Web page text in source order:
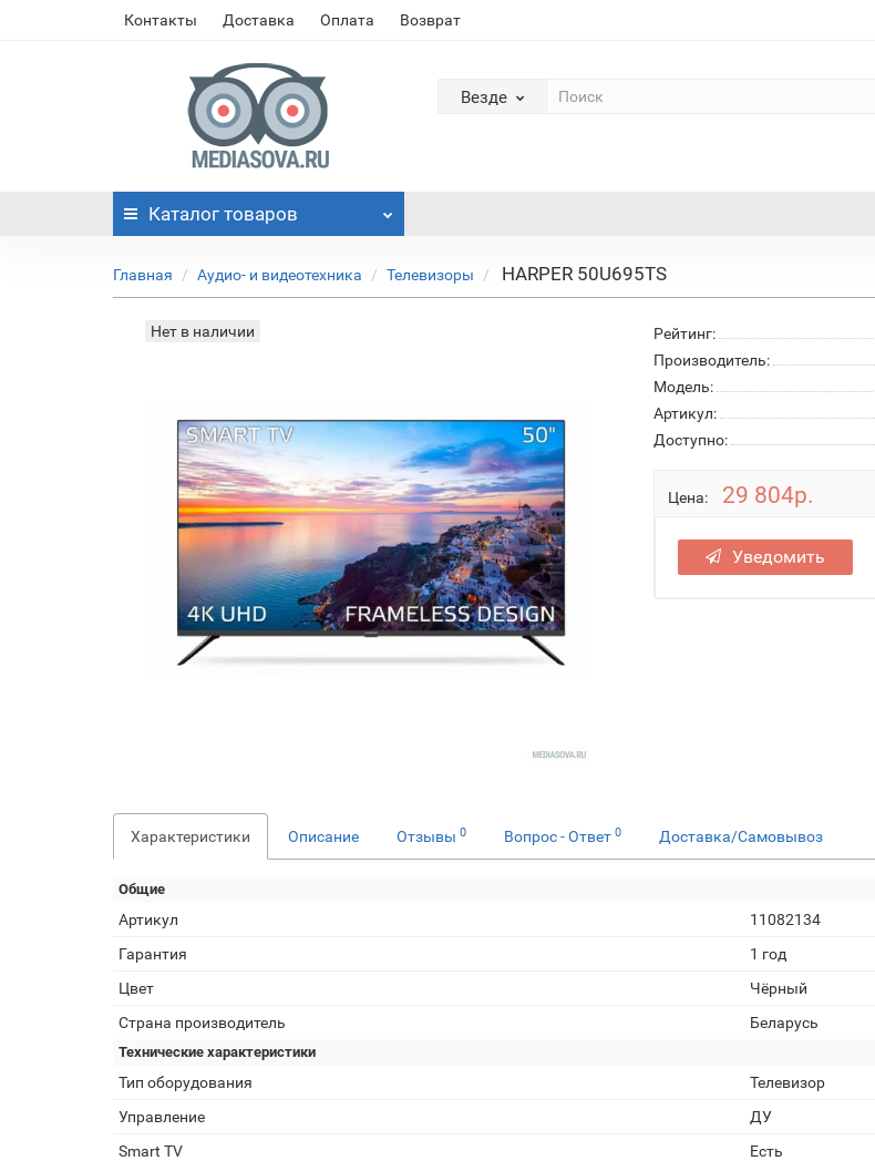
Контакты Доставка Оплата Возврат
Везде
Каталог товаров
Главная Аудио- и видеотехника Телевизоры HARPER 50U695TS
Нет в наличии Рейтинг:
Производитель:
Модель:
Артикул:
Доступно:
Цена: 29 804р.
Уведомить
Характеристики Описание Отзывы 0 Вопрос - Ответ 0 Доставка/Самовывоз
Общие
Артикул
11082134
Гарантия
1 год
Цвет
Чёрный
Страна производитель
Беларусь
Технические характеристики
Тип оборудования
Телевизор
Управление
ДУ
Smart TV
Есть